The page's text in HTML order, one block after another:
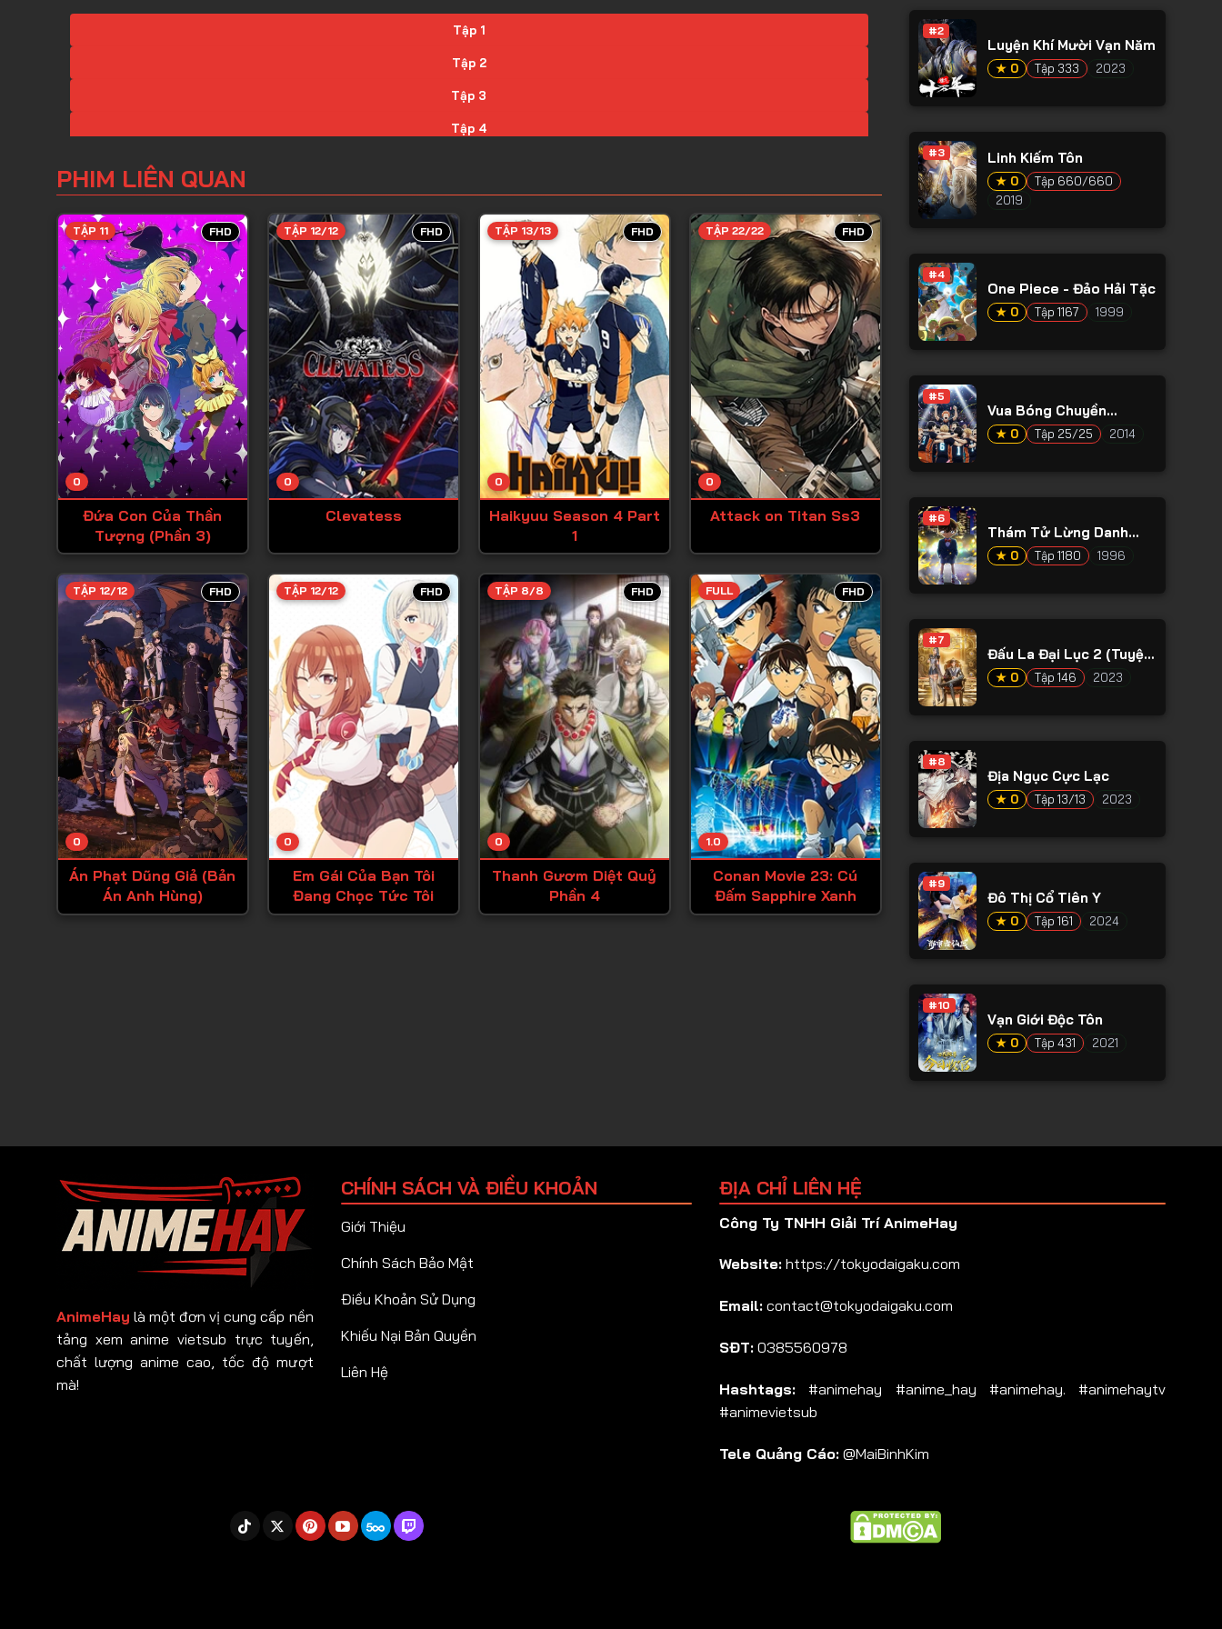
Tập 1
Tập 2
Tập 3
Tập 4
Tập 6
Tập 7
Tập 8
Tập 10
Tập 11
Tập 12
Tập 13
Tập 14
Tập 15
Tập 17
Tập 18
Tập 19
Tập 20
Tập 21
Tập 22
Tập 23
Tập 24
Tập 25
Tập 26
Tập 28
Tập 36
Tập 37
Tập 39
Tập 40
Tập 41
PHIM LIÊN QUAN
FHD
0
TẬP 11
Đứa Con Của Thần
Tượng (Phần 3)
FHD
0
TẬP 12/12
Clevatess
FHD
0
TẬP 13/13
Haikyuu Season 4 Part
1
FHD
0
TẬP 22/22
Attack on Titan Ss3
FHD
0
TẬP 12/12
Án Phạt Dũng Giả (Bản
Án Anh Hùng)
FHD
0
TẬP 12/12
Em Gái Của Bạn Tôi
Đang Chọc Tức Tôi
FHD
0
TẬP 8/8
Thanh Gươm Diệt Quỷ
Phần 4
FHD
1.0
FULL
Conan Movie 23: Cú
Đấm Sapphire Xanh
#2
Luyện Khí Mười Vạn Năm
★ 0 Tập 333 2023
#3 Linh Kiếm Tôn
★ 0
Tập 660/660
2019
#4
One Piece - Đảo Hải Tặc
★ 0 Tập 1167 1999
#5
Vua Bóng Chuyền
Haikyuu Phần 1
★ 0 Tập 25/25 2014
#6
Thám Tử Lừng Danh
Conan
★ 0 Tập 1180 1996
#7
Đấu La Đại Lục 2 (Tuyệt
Thế Đường Môn)
★ 0 Tập 146 2023
#8
Địa Ngục Cực Lạc
★ 0 Tập 13/13 2023
#9
Đô Thị Cổ Tiên Y
★ 0 Tập 161 2024
#10
Vạn Giới Độc Tôn
★ 0 Tập 431 2021
AnimeHay là một đơn vị cung cấp nền
tảng xem anime vietsub trực tuyến,
chất lượng anime cao, tốc độ mượt
mà!
CHÍNH SÁCH VÀ ĐIỀU KHOẢN
Giới Thiệu
Chính Sách Bảo Mật
Điều Khoản Sử Dụng
Khiếu Nại Bản Quyền
Liên Hệ
ĐỊA CHỈ LIÊN HỆ
Công Ty TNHH Giải Trí AnimeHay
Website: https://tokyodaigaku.com
Email: contact@tokyodaigaku.com
SĐT: 0385560978
Hashtags: #animehay #anime_hay #animehay. #animehaytv
#animevietsub
Tele Quảng Cáo: @MaiBinhKim